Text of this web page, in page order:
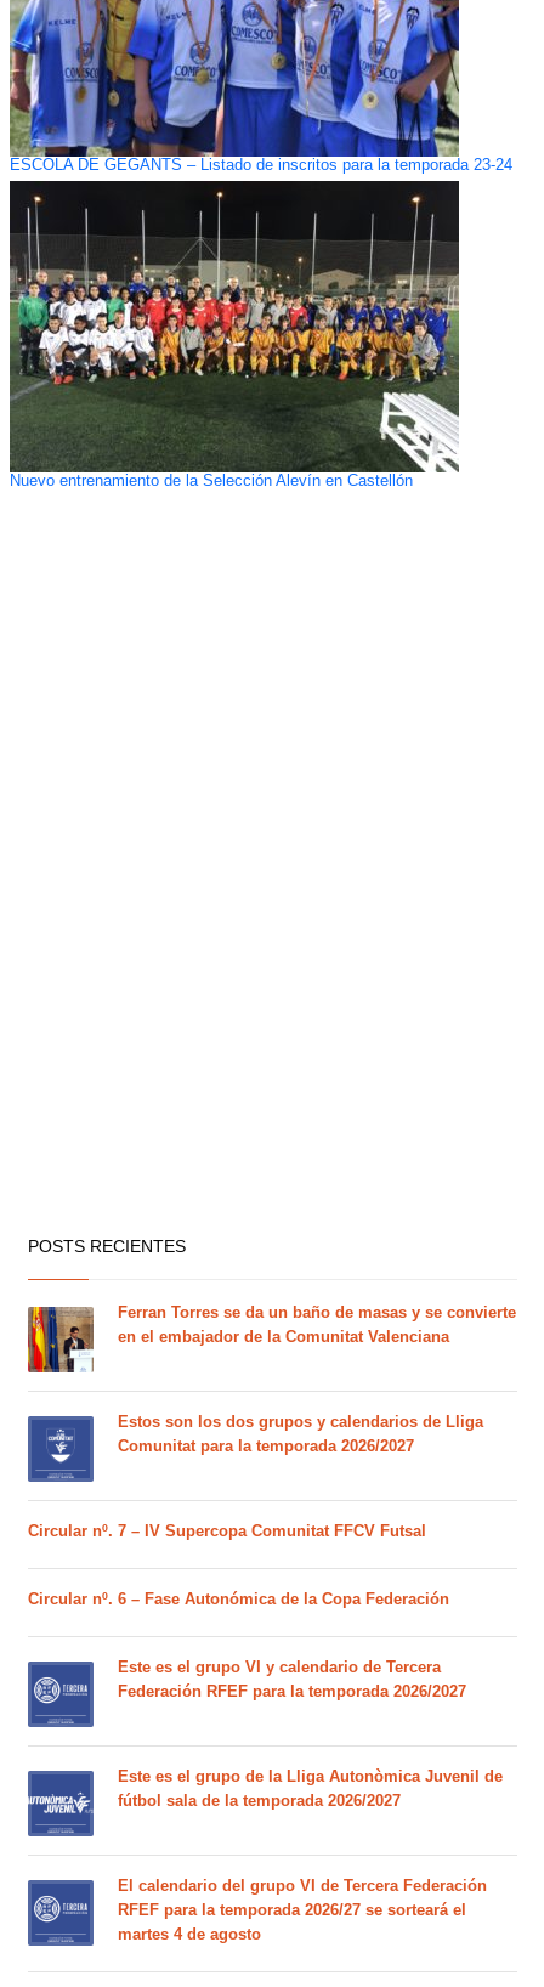
ESCOLA DE GEGANTS – Listado de inscritos para la temporada 23-24
Nuevo entrenamiento de la Selección Alevín en Castellón
POSTS RECIENTES
Ferran Torres se da un baño de masas y se convierte
en el embajador de la Comunitat Valenciana
Estos son los dos grupos y calendarios de Lliga
Comunitat para la temporada 2026/2027
Circular nº. 7 – IV Supercopa Comunitat FFCV Futsal
Circular nº. 6 – Fase Autonómica de la Copa Federación
Este es el grupo VI y calendario de Tercera
Federación RFEF para la temporada 2026/2027
Este es el grupo de la Lliga Autonòmica Juvenil de
fútbol sala de la temporada 2026/2027
El calendario del grupo VI de Tercera Federación
RFEF para la temporada 2026/27 se sorteará el
martes 4 de agosto